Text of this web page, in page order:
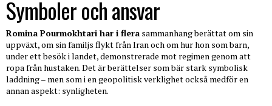
Symboler och ansvar
Romina Pourmokhtari har i flera sammanhang berättat om sin
uppväxt, om sin familjs flykt från Iran och om hur hon som barn,
under ett besök i landet, demonstrerade mot regimen genom att
ropa från hustaken. Det är berättelser som bär stark symbolisk
laddning – men som i en geopolitisk verklighet också medför en
annan aspekt: synligheten.